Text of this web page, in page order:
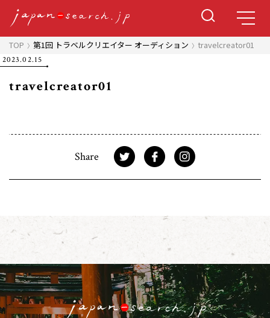
TOP 第1回 トラベルクリエイター オーディション travelcreator01
2023.02.15
travelcreator01
Share